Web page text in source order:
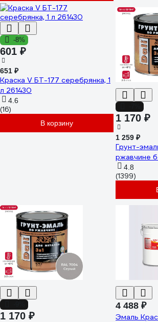
-8%
601 ₽
651 ₽
Краска V БТ-177 серебрянка, 1
л 261430
4.6
(16)
В корзину 1 170 ₽
1 259 ₽
Грунт-
ржавчине
4.8
(1399)
1 170 ₽
4 488 ₽
Эмаль